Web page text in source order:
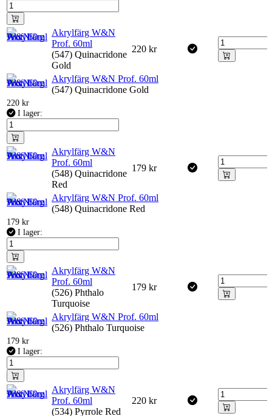
Akrylfärg W&N
Prof. 60ml
(547) Quinacridone
Gold
220 kr
Akrylfärg W&N Prof. 60ml
(547) Quinacridone Gold
220 kr
I lager:
Akrylfärg W&N
Prof. 60ml
(548) Quinacridone
Red
179 kr
Akrylfärg W&N Prof. 60ml
(548) Quinacridone Red
179 kr
I lager:
Akrylfärg W&N
Prof. 60ml
(526) Phthalo
Turquoise
179 kr
Akrylfärg W&N Prof. 60ml
(526) Phthalo Turquoise
179 kr
I lager:
Akrylfärg W&N
Prof. 60ml
(534) Pyrrole Red
220 kr